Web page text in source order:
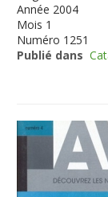
Année 2004
Mois 1
Numéro 1251
Publié dans